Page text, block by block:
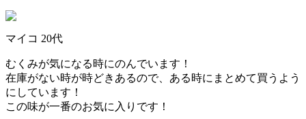
マイコ 20代
むくみが気になる時にのんでいます！
在庫がない時が時どきあるので、ある時にまとめて買うよう
にしています！
この味が一番のお気に入りです！